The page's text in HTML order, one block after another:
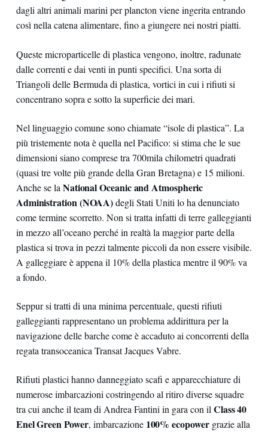
dagli altri animali marini per plancton viene ingerita entrando
così nella catena alimentare, fino a giungere nei nostri piatti.
Queste microparticelle di plastica vengono, inoltre, radunate
dalle correnti e dai venti in punti specifici. Una sorta di
Triangoli delle Bermuda di plastica, vortici in cui i rifiuti si
concentrano sopra e sotto la superficie dei mari.
Nel linguaggio comune sono chiamate “isole di plastica”. La
più tristemente nota è quella nel Pacifico: si stima che le sue
dimensioni siano comprese tra 700mila chilometri quadrati
(quasi tre volte più grande della Gran Bretagna) e 15 milioni.
Anche se la National Oceanic and Atmospheric
Administration (NOAA)degli Stati Uniti lo ha denunciato
come termine scorretto. Non si tratta infatti di terre galleggianti
in mezzo all’oceano perché in realtà la maggior parte della
plastica si trova in pezzi talmente piccoli da non essere visibile.
A galleggiare è appena il 10% della plastica mentre il 90% va
a fondo.
Seppur si tratti di una minima percentuale, questi rifiuti
galleggianti rappresentano un problema addirittura per la
navigazione delle barche come è accaduto ai concorrenti della
regata transoceanica Transat Jacques Vabre.
Rifiuti plastici hanno danneggiato scafi e apparecchiature di
numerose imbarcazioni costringendo al ritiro diverse squadre
tra cui anche il team di Andrea Fantini in gara con il Class 40
Enel Green Power, imbarcazione 100% ecopowergrazie alla